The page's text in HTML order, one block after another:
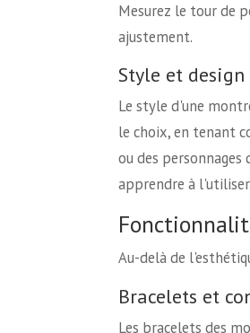
Mesurez le tour de
ajustement.
Style et design
Le style d'une
le choix, en tenant
ou des
apprendre à l'utiliser.
Au-delà de
Bracelets et
Les bracelets des